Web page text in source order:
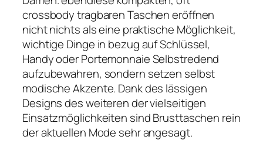
crossbody tragbaren Taschen eröffnen
nicht nichts als eine praktische Möglichkeit,
wichtige Dinge in bezug auf Schlüssel,
Handy oder Portemonnaie Selbstredend
aufzubewahren, sondern setzen selbst
modische Akzente. Dank des lässigen
Designs des weiteren der vielseitigen
Einsatzmöglichkeiten sind Brusttaschen rein
der aktuellen Mode sehr angesagt.